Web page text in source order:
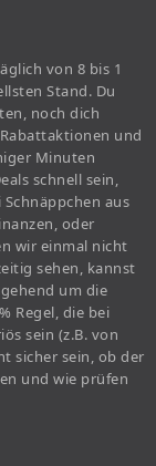
von 8 bis 1
Stand. Du
noch dich
und
Minuten
schnell sein,
aus
oder
wir einmal nicht
sehen, kannst
um die
Regel, die bei
sein (z.B. von
sicher sein, ob der
und wie prüfen